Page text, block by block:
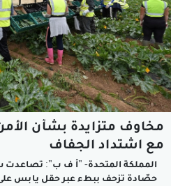
مخاوف متزايدة بشأن
مع اشتداد الجفاف
المملكة المتحدة- "أ ف ب": تصاعدت
حصّادة تزحف ببطء عبر حقل يابس على